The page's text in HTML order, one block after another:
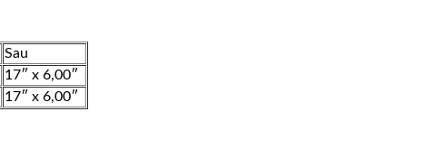
Sau
17″ x 6,00″
17″ x 6,00″